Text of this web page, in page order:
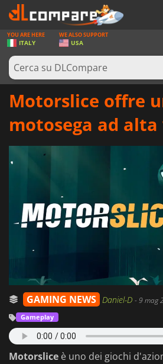
GIOCHI
PREPAGATE
SOFTWARE
YOU ARE HERE
ITALY
WE ALSO SUPPORT
USA
Motorslice offre
motosega ad
GAMING NEWS Daniel-D -9 mag
Gameplay
Motorslice è uno dei giochi